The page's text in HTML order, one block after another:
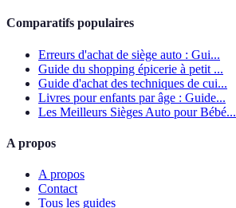
Comparatifs populaires
Erreurs d'achat de siège auto : Gui...
Guide du shopping épicerie à petit ...
Guide d'achat des techniques de cui...
Livres pour enfants par âge : Guide...
Les Meilleurs Sièges Auto pour Bébé...
A propos
A propos
Contact
Tous les guides